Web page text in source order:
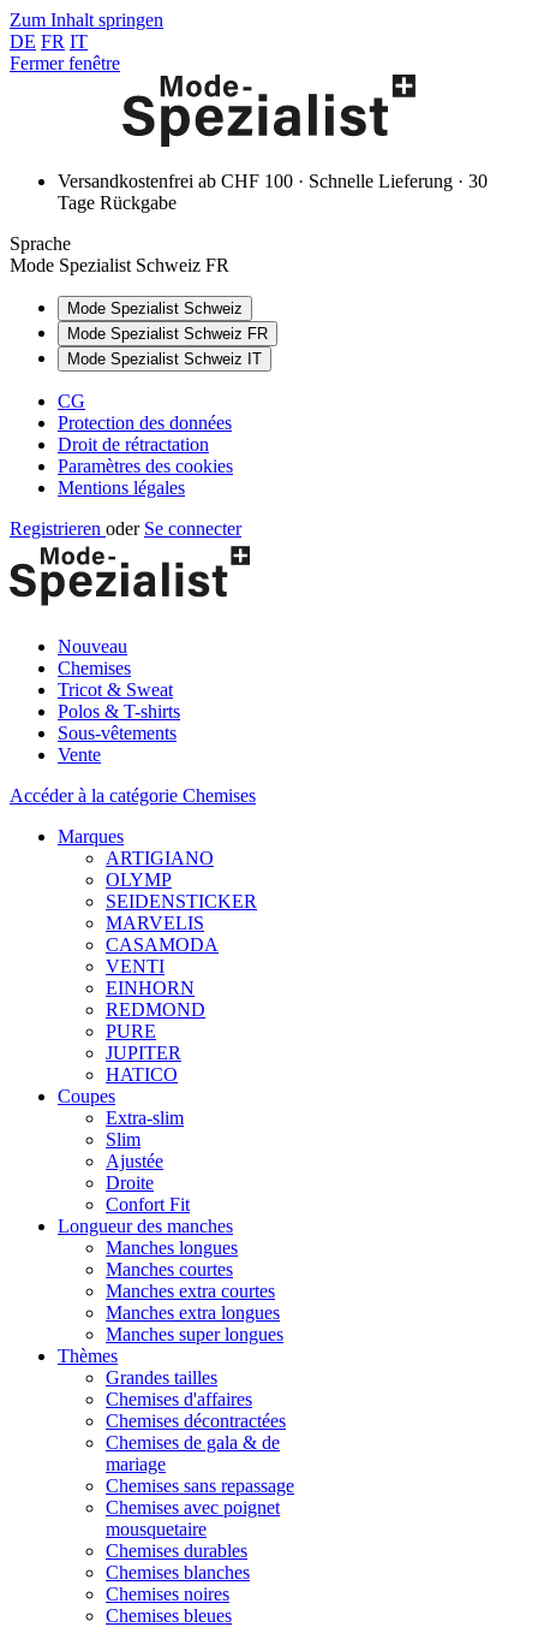
Zum Inhalt springen
DE FR IT
Fermer fenêtre
Versandkostenfrei ab CHF 100 · Schnelle Lieferung · 30
Tage Rückgabe
Sprache
Mode Spezialist Schweiz FR
Mode Spezialist Schweiz
Mode Spezialist Schweiz FR
Mode Spezialist Schweiz IT
CG
Protection des données
Droit de rétractation
Paramètres des cookies
Mentions légales
Registrieren oder Se connecter
Nouveau
Chemises
Tricot & Sweat
Polos & T-shirts
Sous-vêtements
Vente
Accéder à la catégorie Chemises
Marques
ARTIGIANO
OLYMP
SEIDENSTICKER
MARVELIS
CASAMODA
VENTI
EINHORN
REDMOND
PURE
JUPITER
HATICO
Coupes
Extra-slim
Slim
Ajustée
Droite
Confort Fit
Longueur des manches
Manches longues
Manches courtes
Manches extra courtes
Manches extra longues
Manches super longues
Thèmes
Grandes tailles
Chemises d'affaires
Chemises décontractées
Chemises de gala & de
mariage
Chemises sans repassage
Chemises avec poignet
mousquetaire
Chemises durables
Chemises blanches
Chemises noires
Chemises bleues